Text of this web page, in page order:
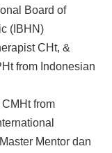
Board of
(IBHN)
CHt, &
from Indonesian
from
Mentor dan